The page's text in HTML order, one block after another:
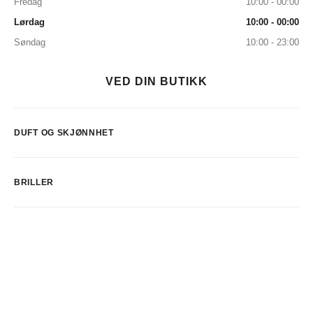
Lørdag
10:00 - 00:00
Søndag
10:00 - 23:00
VED DIN BUTIKK
DUFT OG SKJØNNHET
BRILLER